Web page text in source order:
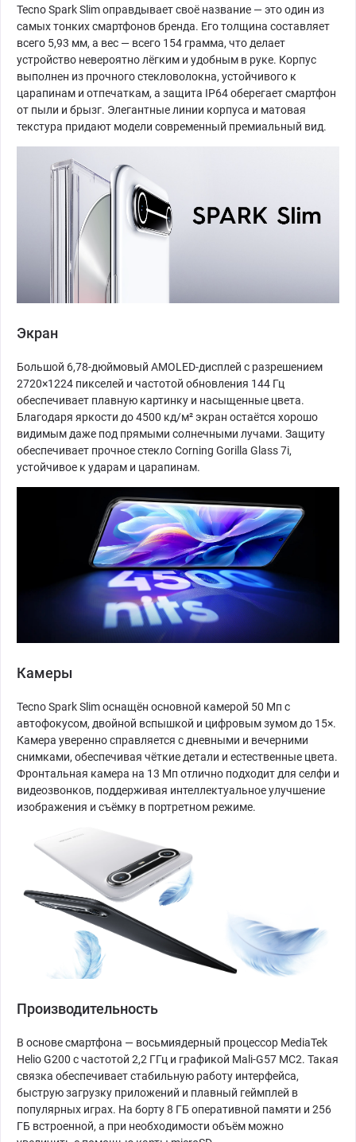
Tecno Spark Slim оправдывает своё название — это один из
самых тонких смартфонов бренда. Его толщина составляет
всего 5,93 мм, а вес — всего 154 грамма, что делает
устройство невероятно лёгким и удобным в руке. Корпус
выполнен из прочного стекловолокна, устойчивого к
царапинам и отпечаткам, а защита IP64 оберегает смартфон
от пыли и брызг. Элегантные линии корпуса и матовая
текстура придают модели современный премиальный вид.
Экран
Большой 6,78-дюймовый AMOLED-дисплей с разрешением
2720×1224 пикселей и частотой обновления 144 Гц
обеспечивает плавную картинку и насыщенные цвета.
Благодаря яркости до 4500 кд/м² экран остаётся хорошо
видимым даже под прямыми солнечными лучами. Защиту
обеспечивает прочное стекло Corning Gorilla Glass 7i,
устойчивое к ударам и царапинам.
Камеры
Tecno Spark Slim оснащён основной камерой 50 Мп с
автофокусом, двойной вспышкой и цифровым зумом до 15×.
Камера уверенно справляется с дневными и вечерними
снимками, обеспечивая чёткие детали и естественные цвета.
Фронтальная камера на 13 Мп отлично подходит для селфи и
видеозвонков, поддерживая интеллектуальное улучшение
изображения и съёмку в портретном режиме.
Производительность
В основе смартфона — восьмиядерный процессор MediaTek
Helio G200 с частотой 2,2 ГГц и графикой Mali-G57 MC2. Такая
связка обеспечивает стабильную работу интерфейса,
быструю загрузку приложений и плавный геймплей в
популярных играх. На борту 8 ГБ оперативной памяти и 256
ГБ встроенной, а при необходимости объём можно